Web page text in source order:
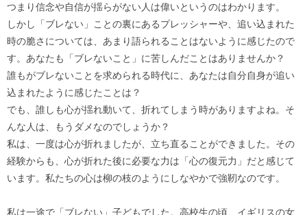
つまり信念や自信が揺らがない人は偉いというのはわかります。
しかし「ブレない」ことの裏にあるプレッシャーや、追い込まれた
時の脆さについては、あまり語られることはないように感じたので
す。あなたも「ブレないこと」に苦しんだことはありませんか？
誰もがブレないことを求められる時代に、あなたは自分自身が追い
込まれたように感じたことは？
でも、誰しも心が揺れ動いて、折れてしまう時がありますよね。そ
んな人は、もうダメなのでしょうか？
私は、一度は心が折れましたが、立ち直ることができました。その
経験からも、心が折れた後に必要な力は「心の復元力」だと感じて
います。私たちの心は柳の枝のようにしなやかで強靭なのです。
私は一途で「ブレない」子どもでした。高校生の頃、イギリスの女